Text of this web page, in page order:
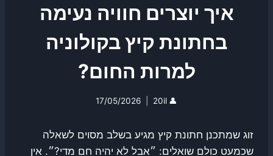
איך יוצרים חוויה נעימה
בחתונת קיץ בקולוניה
למרות החום?
👤
20il
17/05/2026
זוג שמתכנן חתונת קיץ מגיע בשלב מסוים לשאלה
שכמעט כולם שואלים: ״אבל לא יהיה חם מדי?״. אין